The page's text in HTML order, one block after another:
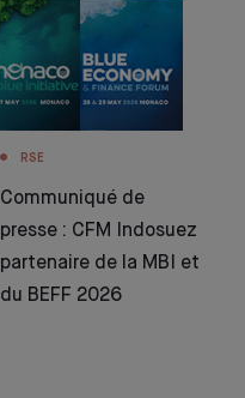
RSE
Communiqué de
presse : CFM Indosuez
partenaire de la MBI et
du BEFF 2026